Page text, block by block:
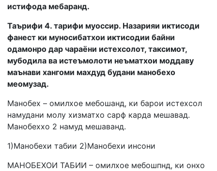
истифода мебаранд.
Таърифи 4. тарифи муоссир. Назарияи иктисоди
фанест ки муносибатхои иктисодии байни
одамонро дар чараёни истехсолот, таксимот,
мубодила ва истеъмолоти неъматхои моддаву
маънави хангоми махдуд будани манобехо
меомузад.
Манобех – омилхое мебошанд, ки барои истехсол
намудани молу хизматхо сарф карда мешавад.
Манобеххо 2 намуд мешаванд.
1)Манобехи табии 2)Манобехи инсони
МАНОБЕХОИ ТАБИИ – омилхое мебошпнд, ки онхо